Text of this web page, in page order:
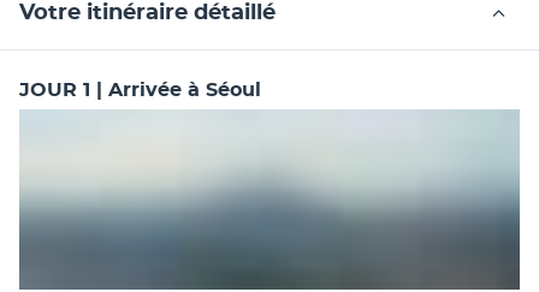
Votre itinéraire détaillé
JOUR 1 | Arrivée à Séoul